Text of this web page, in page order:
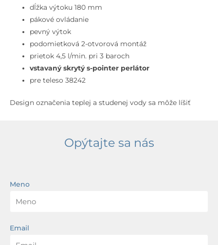
pod
omietku,
otvorová
inštalácia,
matná
čierna
dĺžka výtoku 180 mm
pákové ovládanie
pevný výtok
podomietková 2-otvorová montáž
prietok 4,5 l/min. pri 3 baroch
vstavaný skrytý s-pointer perlátor
pre teleso 38242
Design označenia teplej a studenej vody sa môže líšiť
Opýtajte sa nás
Meno
Email